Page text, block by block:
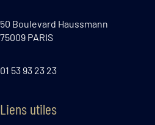
50 Boulevard Haussmann
75009 PARIS
01 53 93 23 23
Liens utiles